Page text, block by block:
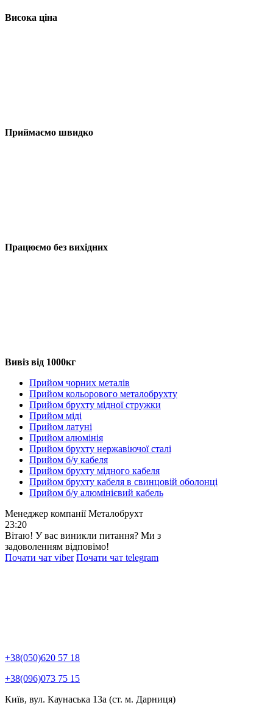
Висока ціна
Приймаємо швидко
Працюємо без вихідних
Вивіз від 1000кг
Прийом чорних металів
Прийом кольорового металобрухту
Прийом брухту мідної стружки
Прийом міді
Прийом латуні
Прийом алюмінія
Прийом брухту нержавіючої сталі
Прийом б/у кабеля
Прийом брухту мідного кабеля
Прийом брухту кабеля в свинцовій оболонці
Прийом б/у алюмінієвий кабель
Менеджер компанії Металобрухт
23:20
Вітаю! У вас виникли питання? Ми з
задоволенням відповімо!
Почати чат viber Почати чат telegram
+38(050)620 57 18
+38(096)073 75 15
Київ, вул. Каунаська 13а (ст. м. Дарниця)